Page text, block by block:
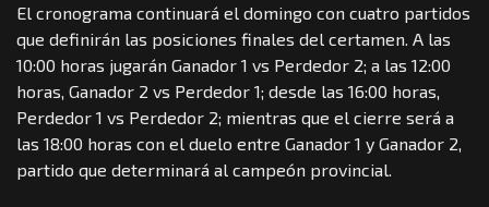
El cronograma continuará el domingo con cuatro partidos
que definirán las posiciones finales del certamen. A las
10:00 horas jugarán Ganador 1 vs Perdedor 2; a las 12:00
horas, Ganador 2 vs Perdedor 1; desde las 16:00 horas,
Perdedor 1 vs Perdedor 2; mientras que el cierre será a
las 18:00 horas con el duelo entre Ganador 1 y Ganador 2,
partido que determinará al campeón provincial.